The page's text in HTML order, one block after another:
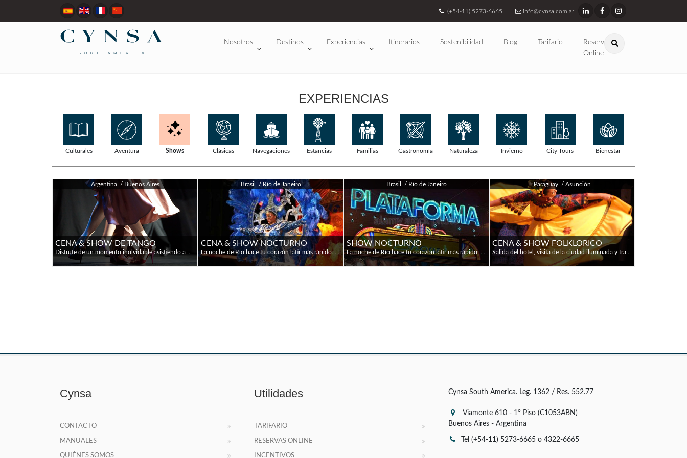
(+54-11) 5273-6665 info@cynsa.com.ar
Nosotros Destinos Experiencias Itinerarios Sostenibilidad Blog Tarifario
Reservas
Online
EXPERIENCIAS
Culturales Aventura Shows Clásicas Navegaciones Estancias Familias Gastronomía Naturaleza Invierno City Tours Bienestar
Argentina / Buenos Aires
CENA & SHOW DE TANGO
Disfrute de un momento inolvidable asistiendo a uno de los show de Tango que Buenos Aires ofrece todas las noches. Allí encontrará las clásicas orquestas que recrean los estilos originales con ritmos melancólicos que recuerdan a las de los años cuarenta. Este show puede completarse con una típica comida, servida con los mejores vinos y excelente servicio y atmósfera. Las impresionantes letras, que ostentan la más auténtica poesía de la ciudad, son interpretadas por destacados cantantes. El show cuenta así con muchos artistas profesionales: músicos, bailarines y cantantes de primer nivel se funden para ofrecer un show inolvidable. Horarios: 8 pm (Cena-Show) y 9 pm (sólo Show)
Brasil / Río de Janeiro
CENA & SHOW NOCTURNO
La noche de Río hace tu corazón latir más rápido. Música y diversión son el ingrediente clave de la emocionante vida nocturna de Río. Esta atmósfera es traída a la vida en el Show de Carnaval de Plataforma, diviértase con nuestra música en vivo, trajes brillantes, rítmica de tambores y danzas increíbles. Sienta la energía que se muestra en el carnaval. Cena: barbacoa brasilera, variedad de ensaladas, variedad de carnes servidas con acompañamientos y postre. (No incluye bebidas)
Brasil / Río de Janeiro
SHOW NOCTURNO
La noche de Río hace tu corazón latir más rápido. Música y diversión son el ingrediente clave de la emocionante vida nocturna de Río. Esta atmósfera es traída a la vida en el Show de Carnaval de Plataforma, diviértase con nuestra música en vivo, trajes brillantes, rítmica de tambores y danzas increíbles. Sienta la energía que se muestra en el carnaval. Cena (Opcional): barbacoa brasilera, variedad de ensaladas, variedad de carnes servidas con acompañamientos y postre. (No incluye bebidas)
Paraguay / Asunción
CENA & SHOW FOLKLORICO
Salida del hotel, visita de la ciudad iluminada y traslado a un restaurante para disfrutar de una exquisita cena con comidas de la gastronomía local, acompañada de show típico a ritmo de arpas y guitarras posteriormente traslado con admisión al casino. Las bebidas no estan incluidas.
Cynsa
CONTACTO
MANUALES
QUIÉNES SOMOS
Utilidades
TARIFARIO
RESERVAS ONLINE
INCENTIVOS
Cynsa South America. Leg. 1362 / Res. 552.77
Viamonte 610 - 1° Piso (C1053ABN)
Buenos Aires - Argentina
Tel (+54-11) 5273-6665 o 4322-6665